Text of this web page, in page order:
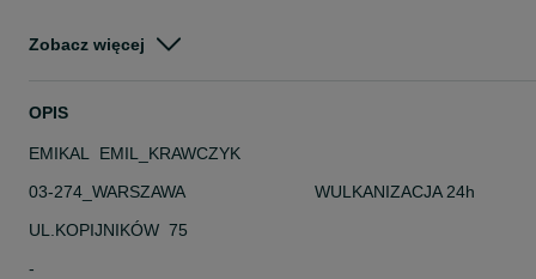
Szerokość
Zobacz więcej
OPIS
EMIKAL EMIL_KRAWCZYK
03-274_WARSZAWA WULKANIZACJA 24h
UL.KOPIJNIKÓW 75
-